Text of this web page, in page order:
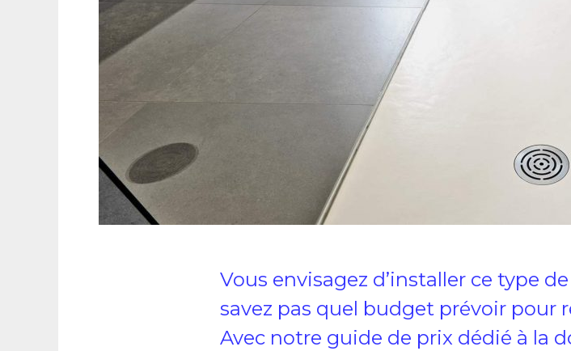
Vous envisagez d’installer ce type
savez pas quel budget prévoir pour
Avec notre guide de prix dédié à la